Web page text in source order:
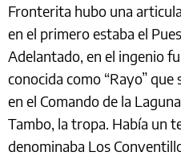
Fronterita hubo una
en el primero estaba el
Adelantado, en el ingenio
conocida como “Rayo” que
en el Comando de la
Tambo, la tropa. Había un
denominaba Los